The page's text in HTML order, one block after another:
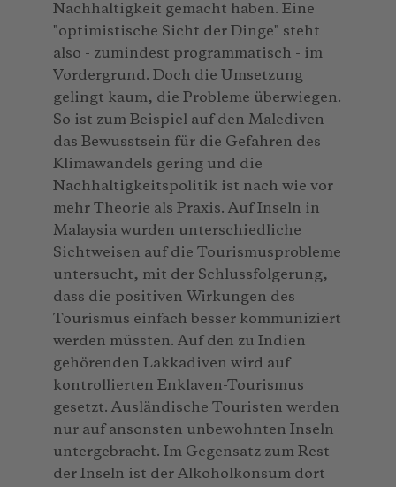
Nachhaltigkeit gemacht haben. Eine
"optimistische Sicht der Dinge" steht
also - zumindest programmatisch - im
Vordergrund. Doch die Umsetzung
gelingt kaum, die Probleme überwiegen.
So ist zum Beispiel auf den Malediven
das Bewusstsein für die Gefahren des
Klimawandels gering und die
Nachhaltigkeitspolitik ist nach wie vor
mehr Theorie als Praxis. Auf Inseln in
Malaysia wurden unterschiedliche
Sichtweisen auf die Tourismusprobleme
untersucht, mit der Schlussfolgerung,
dass die positiven Wirkungen des
Tourismus einfach besser kommuniziert
werden müssten. Auf den zu Indien
gehörenden Lakkadiven wird auf
kontrollierten Enklaven-Tourismus
gesetzt. Ausländische Touristen werden
nur auf ansonsten unbewohnten Inseln
untergebracht. Im Gegensatz zum Rest
der Inseln ist der Alkoholkonsum dort